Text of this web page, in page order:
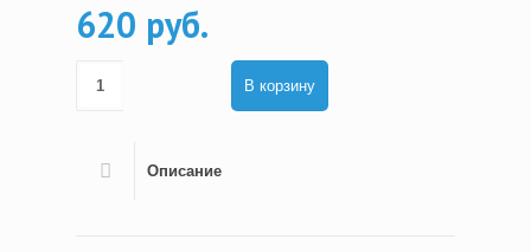
620 руб.
В корзину
Описание